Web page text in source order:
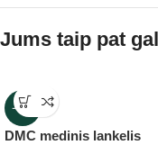
Jums taip pat
-10%
DMC medinis lankelis